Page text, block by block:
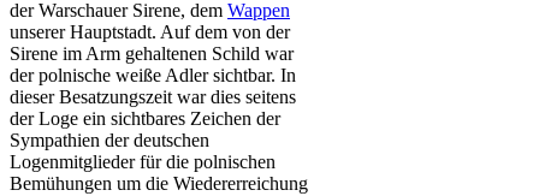
der Warschauer Sirene, dem Wappen
unserer Hauptstadt. Auf dem von der
Sirene im Arm gehaltenen Schild war
der polnische weiße Adler sichtbar. In
dieser Besatzungszeit war dies seitens
der Loge ein sichtbares Zeichen der
Sympathien der deutschen
Logenmitglieder für die polnischen
Bemühungen um die Wiedererreichung